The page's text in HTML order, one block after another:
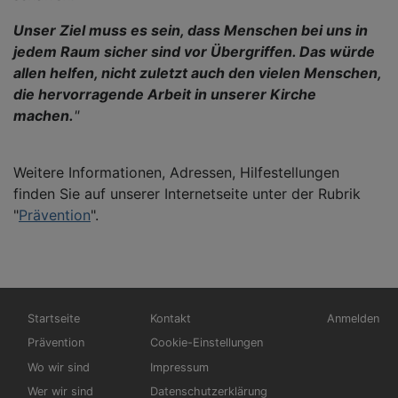
Unser Ziel muss es sein, dass Menschen bei uns in
jedem Raum sicher sind vor Übergriffen. Das würde
allen helfen, nicht zuletzt auch den vielen Menschen,
die hervorragende Arbeit in unserer Kirche
machen. "
Weitere Informationen, Adressen, Hilfestellungen
finden Sie auf unserer Internetseite unter der Rubrik
"Prävention".
Hauptnavigation
Startseite
Prävention
Wo wir sind
Wer wir sind
Fußbereichsmenü
Kontakt
Cookie-Einstellungen
Impressum
Datenschutzerklärung
Anmelden